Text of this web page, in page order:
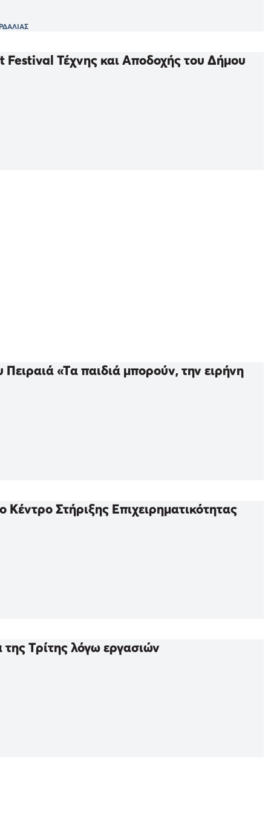
Festival Τέχνης και Αποδοχής του Δήμου
«Τα παιδιά μπορούν, την ειρήνη
Στήριξης Επιχειρηματικότητας
Τρίτης λόγω εργασιών